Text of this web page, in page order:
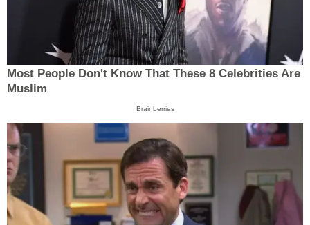
Most People Don't Know That These 8 Celebrities Are
Muslim
Brainberries